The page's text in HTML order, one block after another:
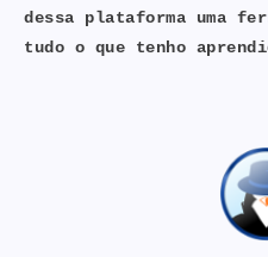
dessa plataforma uma
tudo o que tenho